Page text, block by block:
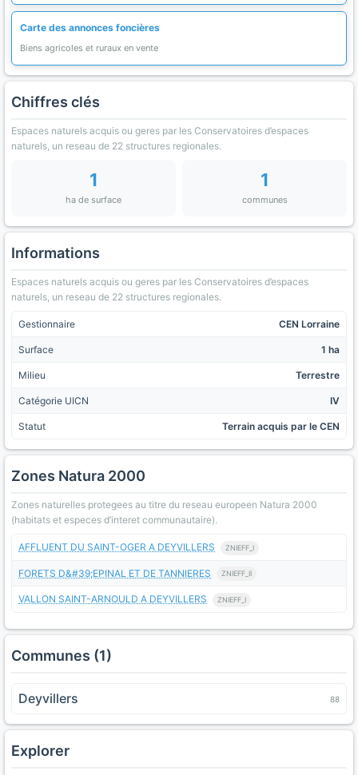
Carte des annonces foncières
Biens agricoles et ruraux en vente
Chiffres clés
Espaces naturels acquis ou geres par les Conservatoires d’espaces
naturels, un reseau de 22 structures regionales.
1
ha de surface
1
communes
Informations
Espaces naturels acquis ou geres par les Conservatoires d’espaces
naturels, un reseau de 22 structures regionales.
Gestionnaire CEN Lorraine
Surface 1 ha
Milieu Terrestre
Catégorie UICN IV
Statut Terrain acquis par le CEN
Zones Natura 2000
Zones naturelles protegees au titre du reseau europeen Natura 2000
(habitats et especes d’interet communautaire).
AFFLUENT DU SAINT-OGER A DEYVILLERS ZNIEFF_I
FORETS D&#39;EPINAL ET DE TANNIERES ZNIEFF_II
VALLON SAINT-ARNOULD A DEYVILLERS ZNIEFF_I
Communes (1)
Deyvillers 88
Explorer